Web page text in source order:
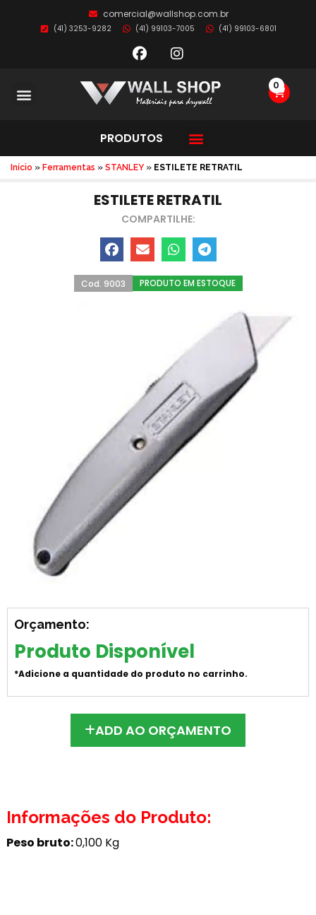
comercial@wallshop.com.br
(41) 3253-9282 (41) 99103-7005 (41) 99103-6801
0
PRODUTOS
Início » Ferramentas » STANLEY » ESTILETE RETRATIL
ESTILETE RETRATIL
COMPARTILHE:
Cod. 9003 PRODUTO EM ESTOQUE
Orçamento:
Produto Disponível
*Adicione a quantidade do produto no carrinho.
ADD AO ORÇAMENTO
Informações do Produto:
Peso bruto:0,100 Kg